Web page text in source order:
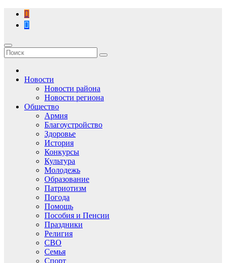
Перейти
содержимому
Новости
Новости района
Новости региона
Общество
Армия
Благоустройство
Здоровье
История
Конкурсы
Культура
Молодежь
Образование
Патриотизм
Погода
Помощь
Пособия и Пенсии
Праздники
Религия
СВО
Семья
Спорт